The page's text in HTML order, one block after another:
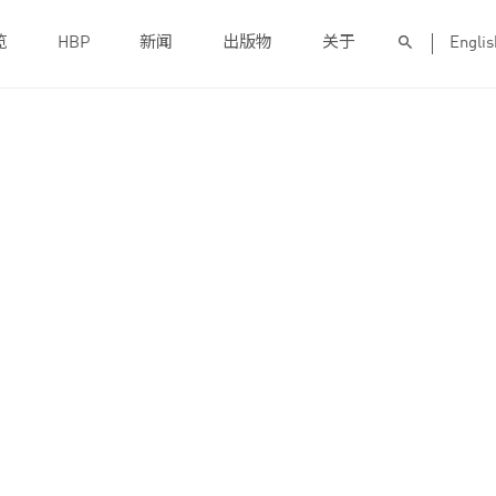
HBP 新闻 出版物 关于